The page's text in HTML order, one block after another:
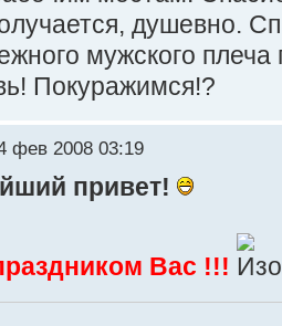
душевно.
мужского плеча
Покуражимся!?
фев 2008 03:19
привет!
Вас !!!